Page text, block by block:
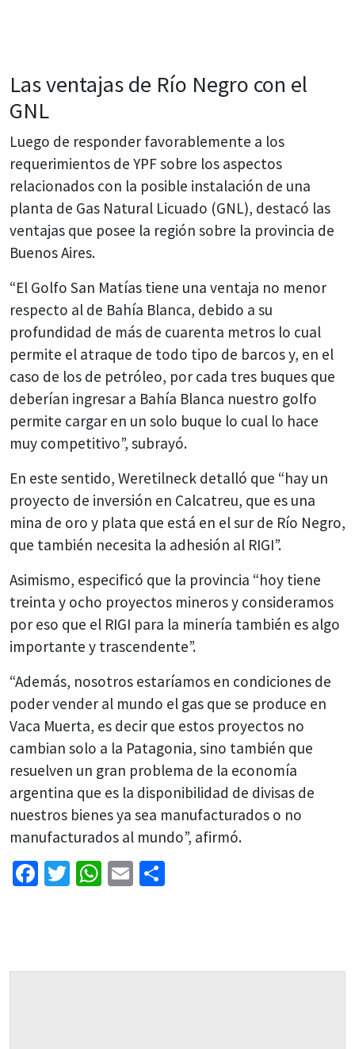
Las ventajas de Río Negro con el
GNL
Luego de responder favorablemente a los
requerimientos de YPF sobre los aspectos
relacionados con la posible instalación de una
planta de Gas Natural Licuado (GNL), destacó las
ventajas que posee la región sobre la provincia de
Buenos Aires.
“El Golfo San Matías tiene una ventaja no menor
respecto al de Bahía Blanca, debido a su
profundidad de más de cuarenta metros lo cual
permite el atraque de todo tipo de barcos y, en el
caso de los de petróleo, por cada tres buques que
deberían ingresar a Bahía Blanca nuestro golfo
permite cargar en un solo buque lo cual lo hace
muy competitivo”, subrayó.
En este sentido, Weretilneck detalló que “hay un
proyecto de inversión en Calcatreu, que es una
mina de oro y plata que está en el sur de Río Negro,
que también necesita la adhesión al RIGI”.
Asimismo, especificó que la provincia “hoy tiene
treinta y ocho proyectos mineros y consideramos
por eso que el RIGI para la minería también es algo
importante y trascendente”.
“Además, nosotros estaríamos en condiciones de
poder vender al mundo el gas que se produce en
Vaca Muerta, es decir que estos proyectos no
cambian solo a la Patagonia, sino también que
resuelven un gran problema de la economía
argentina que es la disponibilidad de divisas de
nuestros bienes ya sea manufacturados o no
manufacturados al mundo”, afirmó.
Facebook
Twitter
WhatsApp
Email